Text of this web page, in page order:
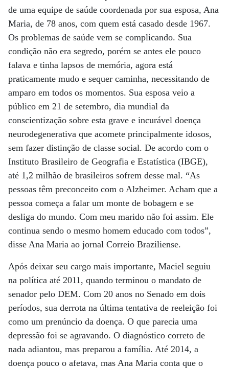
de uma equipe de saúde coordenada por sua esposa, Ana
Maria, de 78 anos, com quem está casado desde 1967.
Os problemas de saúde vem se complicando. Sua
condição não era segredo, porém se antes ele pouco
falava e tinha lapsos de memória, agora está
praticamente mudo e sequer caminha, necessitando de
amparo em todos os momentos. Sua esposa veio a
público em 21 de setembro, dia mundial da
conscientização sobre esta grave e incurável doença
neurodegenerativa que acomete principalmente idosos,
sem fazer distinção de classe social. De acordo com o
Instituto Brasileiro de Geografia e Estatística (IBGE),
até 1,2 milhão de brasileiros sofrem desse mal. “As
pessoas têm preconceito com o Alzheimer. Acham que a
pessoa começa a falar um monte de bobagem e se
desliga do mundo. Com meu marido não foi assim. Ele
continua sendo o mesmo homem educado com todos”,
disse Ana Maria ao jornal Correio Braziliense.
Após deixar seu cargo mais importante, Maciel seguiu
na política até 2011, quando terminou o mandato de
senador pelo DEM. Com 20 anos no Senado em dois
períodos, sua derrota na última tentativa de reeleição foi
como um prenúncio da doença. O que parecia uma
depressão foi se agravando. O diagnóstico correto de
nada adiantou, mas preparou a família. Até 2014, a
doença pouco o afetava, mas Ana Maria conta que o